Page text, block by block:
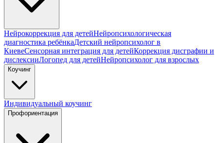
Нейрокоррекция для детейНейропсихологическая
диагностика ребёнкаДетский нейропсихолог в
КиевеСенсорная интеграция для детейКоррекция дисграфии и
дислексииЛогопед для детейНейропсихолог для взрослых
Коучинг
Индивидуальный коучинг
Профориентация